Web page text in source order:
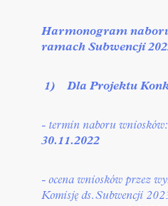
Harmonogram
ramach Subwencji
1) Dla Projektu
- termin naboru wniosków:
30.11.2022
- ocena wniosków przez
Komisję ds. Subwencji